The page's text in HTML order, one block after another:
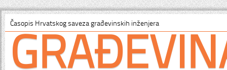
Časopis Hrvatskog saveza građevinskih inženjera